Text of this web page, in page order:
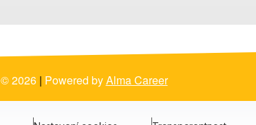
© 2026 | Powered byAlma Career